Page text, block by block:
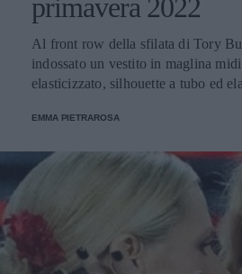
primavera 2022
Al front row della sfilata di Tory
indossato un vestito in maglina
elasticizzato, silhouette a tubo ed
maschile e sandali con tacco gioiello.
EMMA PIETRAROSA